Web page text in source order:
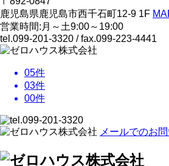
鹿児島県鹿児島市西千石町12-9 1F
営業時間:月～土9:00～19:00
tel.099-201-3320 / fax.099-223-4441
05件
03件
00件
メールでのお